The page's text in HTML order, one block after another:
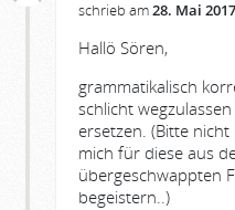
schrieb am28. Mai
Hallö Sören,
grammatikalisch
schlicht
ersetzen. (Bitte
mich für diese aus
übergeschwappten
begeistern..)